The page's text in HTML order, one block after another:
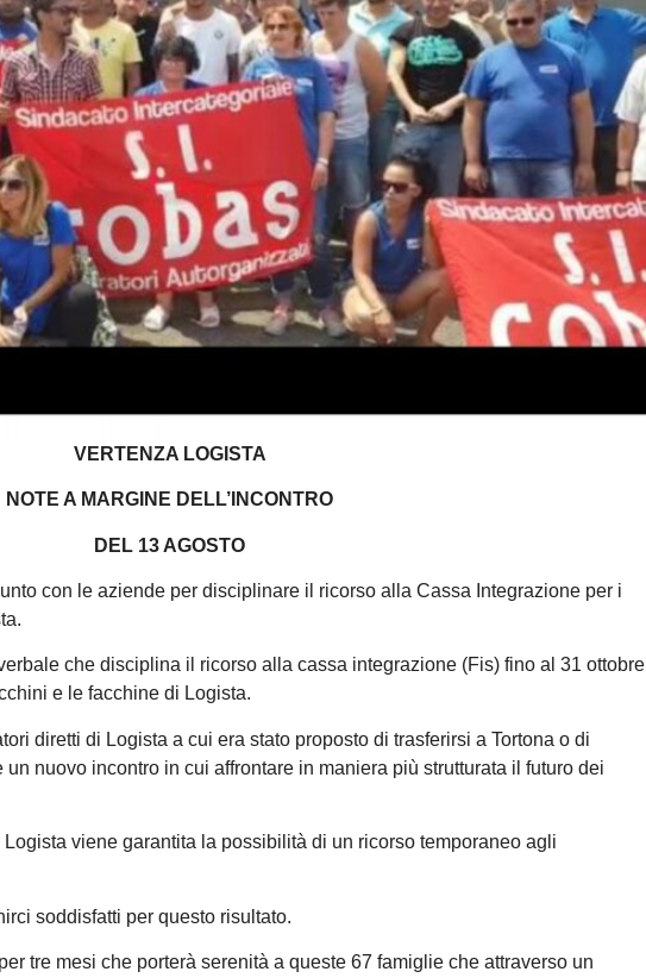
VERTENZA LOGISTA
NOTE A MARGINE DELL’INCONTRO
DEL 13 AGOSTO
con le aziende per disciplinare il ricorso alla Cassa Integrazione per i
che disciplina il ricorso alla cassa integrazione (Fis) fino al 31 ottobre
e le facchine di Logista.
diretti di Logista a cui era stato proposto di trasferirsi a Tortona o di
nuovo incontro in cui affrontare in maniera più strutturata il futuro dei
viene garantita la possibilità di un ricorso temporaneo agli
soddisfatti per questo risultato.
tre mesi che porterà serenità a queste 67 famiglie che attraverso un